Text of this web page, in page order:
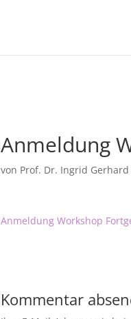
Anmeldung
von Prof. Dr. Ingrid Gerhard
Anmeldung Workshop
Kommentar